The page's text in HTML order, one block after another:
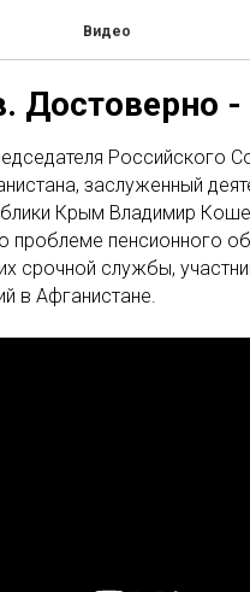
Видео
Достоверно
Российского
заслуженный
Крым Владимир
проблеме пенсионного
срочной службы,
в Афганистане.